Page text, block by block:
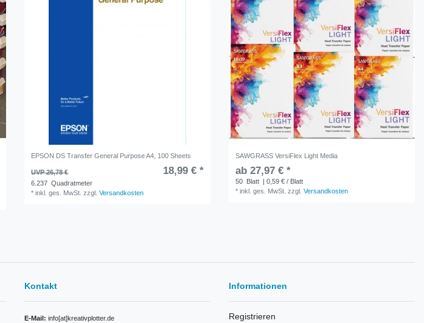
EPSON DS Transfer General Purpose A4, 100 Sheets
UVP 26,78 € 18,99 € *
6.237 Quadratmeter
*inkl. ges. MwSt. zzgl.Versandkosten
SAWGRASS VersiFlex Light Media
ab 27,97 € *
50 Blatt | 0,59 € / Blatt
*inkl. ges. MwSt. zzgl.Versandkosten
Kontakt
E-Mail: info[at]kreativplotter.de
Informationen
Registrieren